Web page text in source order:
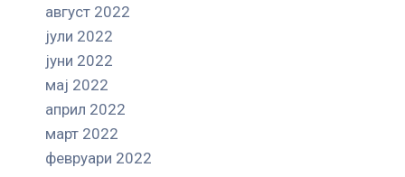
август 2022
јули 2022
јуни 2022
мај 2022
април 2022
март 2022
февруари 2022